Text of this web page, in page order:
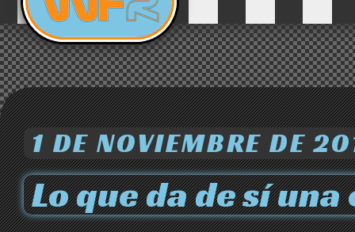
1 DE NOVIEMBRE DE
Lo que da de sí una